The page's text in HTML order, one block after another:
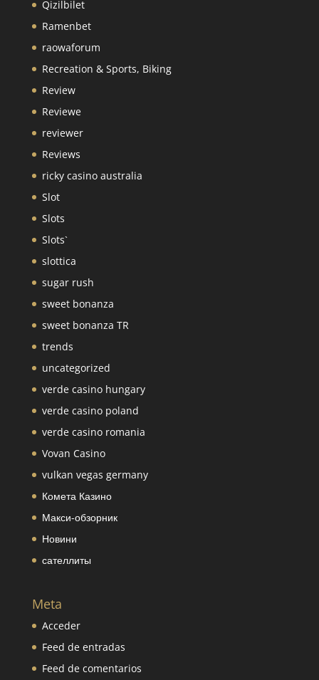
Qizilbilet
Ramenbet
raowaforum
Recreation & Sports, Biking
Review
Reviewe
reviewer
Reviews
ricky casino australia
Slot
Slots
Slots`
slottica
sugar rush
sweet bonanza
sweet bonanza TR
trends
uncategorized
verde casino hungary
verde casino poland
verde casino romania
Vovan Casino
vulkan vegas germany
Комета Казино
Макси-обзорник
Новини
сателлиты
Meta
Acceder
Feed de entradas
Feed de comentarios